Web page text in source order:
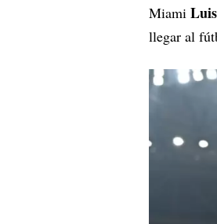
Miami
llegar al